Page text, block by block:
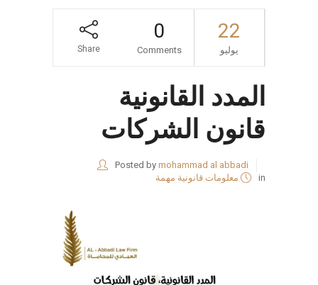
22
يوليو
0
Comments
Share
المدد القانونية
قانون الشركات
Posted by mohammad al abbadi
in
معلومات قانونية مهمة